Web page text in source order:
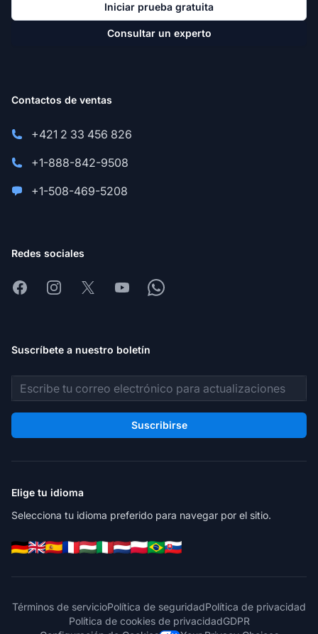
Iniciar prueba gratuita
Consultar un experto
Contactos de ventas
+421 2 33 456 826
+1-888-842-9508
+1-508-469-5208
Redes sociales
FacebookInstagram
X YoutubeWhatsapp
Suscríbete a nuestro boletín
Dirección de correo electrónico
Suscribirse
Elige tu idioma
Selecciona tu idioma preferido para navegar por el sitio.
Términos de servicioPolítica de seguridadPolítica de privacidad
Política de cookies de privacidadGDPR